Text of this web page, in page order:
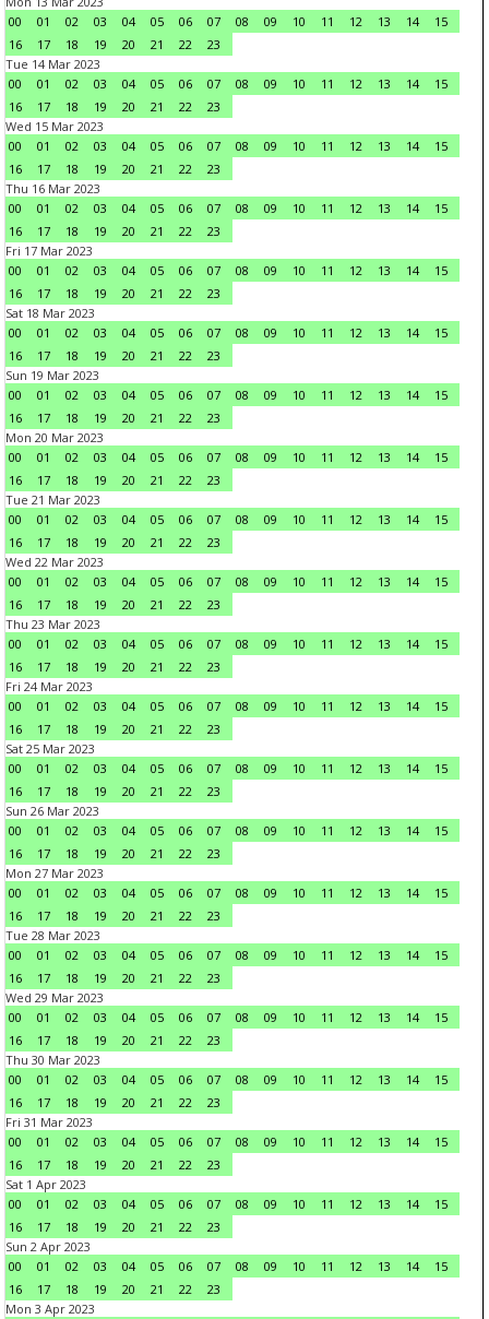
00
01 02 03 04 05 06 07 08 09 10 11 12 13 14
15
16
17 18 19 20 21 22
23
Tue 14 Mar 2023
00
01 02 03 04 05 06 07 08 09 10 11 12 13 14
15
16
17 18 19 20 21 22
23
Wed 15 Mar 2023
00
01 02 03 04 05 06 07 08 09 10 11 12 13 14
15
16
17 18 19 20 21 22
23
Thu 16 Mar 2023
00
01 02 03 04 05 06 07 08 09 10 11 12 13 14
15
16
17 18 19 20 21 22
23
Fri 17 Mar 2023
00
01 02 03 04 05 06 07 08 09 10 11 12 13 14
15
16
17 18 19 20 21 22
23
Sat 18 Mar 2023
00
01 02 03 04 05 06 07 08 09 10 11 12 13 14
15
16
17 18 19 20 21 22
23
Sun 19 Mar 2023
00
01 02 03 04 05 06 07 08 09 10 11 12 13 14
15
16
17 18 19 20 21 22
23
Mon 20 Mar 2023
00
01 02 03 04 05 06 07 08 09 10 11 12 13 14
15
16
17 18 19 20 21 22
23
Tue 21 Mar 2023
00
01 02 03 04 05 06 07 08 09 10 11 12 13 14
15
16
17 18 19 20 21 22
23
Wed 22 Mar 2023
00
01 02 03 04 05 06 07 08 09 10 11 12 13 14
15
16
17 18 19 20 21 22
23
Thu 23 Mar 2023
00
01 02 03 04 05 06 07 08 09 10 11 12 13 14
15
16
17 18 19 20 21 22
23
Fri 24 Mar 2023
00
01 02 03 04 05 06 07 08 09 10 11 12 13 14
15
16
17 18 19 20 21 22
23
Sat 25 Mar 2023
00
01 02 03 04 05 06 07 08 09 10 11 12 13 14
15
16
17 18 19 20 21 22
23
Sun 26 Mar 2023
00
01 02 03 04 05 06 07 08 09 10 11 12 13 14
15
16
17 18 19 20 21 22
23
Mon 27 Mar 2023
00
01 02 03 04 05 06 07 08 09 10 11 12 13 14
15
16
17 18 19 20 21 22
23
Tue 28 Mar 2023
00
01 02 03 04 05 06 07 08 09 10 11 12 13 14
15
16
17 18 19 20 21 22
23
Wed 29 Mar 2023
00
01 02 03 04 05 06 07 08 09 10 11 12 13 14
15
16
17 18 19 20 21 22
23
Thu 30 Mar 2023
00
01 02 03 04 05 06 07 08 09 10 11 12 13 14
15
16
17 18 19 20 21 22
23
Fri 31 Mar 2023
00
01 02 03 04 05 06 07 08 09 10 11 12 13 14
15
16
17 18 19 20 21 22
23
Sat 1 Apr 2023
00
01 02 03 04 05 06 07 08 09 10 11 12 13 14
15
16
17 18 19 20 21 22
23
Sun 2 Apr 2023
00
01 02 03 04 05 06 07 08 09 10 11 12 13 14
15
16
17 18 19 20 21 22
23
Mon 3 Apr 2023